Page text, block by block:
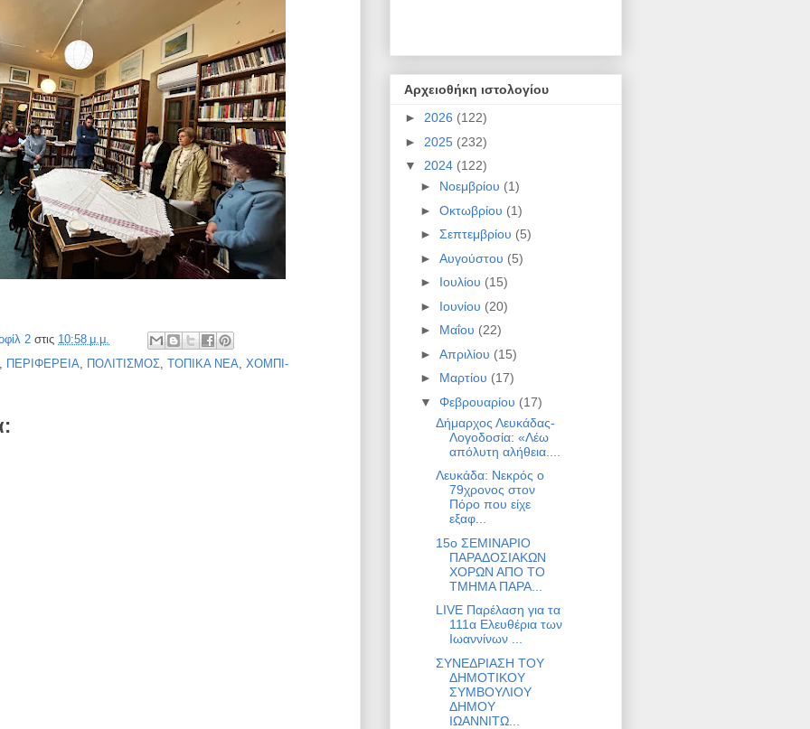
2 στις 10:58 μ.μ.
, ΠΕΡΙΦΕΡΕΙΑ, ΠΟΛΙΤΙΣΜΟΣ, ΤΟΠΙΚΑ ΝΕΑ, ΧΟΜΠΙ-
Αρχειοθήκη ιστολογίου
► 2026 (122)
► 2025 (232)
▼ 2024 (122)
► Νοεμβρίου (1)
► Οκτωβρίου (1)
► Σεπτεμβρίου (5)
► Αυγούστου (5)
► Ιουλίου (15)
► Ιουνίου (20)
► Μαΐου (22)
► Απριλίου (15)
► Μαρτίου (17)
▼ Φεβρουαρίου (17)
Δήμαρχος Λευκάδας-
Λογοδοσία: «Λέω
απόλυτη αλήθεια....
Λευκάδα: Νεκρός ο
79χρονος στον
Πόρο που είχε
εξαφ...
15ο ΣΕΜΙΝΑΡΙΟ
ΠΑΡΑΔΟΣΙΑΚΩΝ
ΧΟΡΩΝ ΑΠΟ ΤΟ
ΤΜΗΜΑ ΠΑΡΑ...
LIVE Παρέλαση για τα
111α Ελευθέρια των
Ιωαννίνων ...
ΣΥΝΕΔΡΙΑΣΗ ΤΟΥ
ΔΗΜΟΤΙΚΟΥ
ΣΥΜΒΟΥΛΙΟΥ
ΔΗΜΟΥ
ΙΩΑΝΝΙΤΩ...